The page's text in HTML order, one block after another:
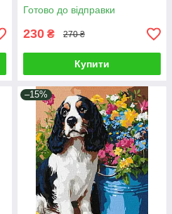
Готово до відправки
230 ₴ 270 ₴
Купити
–15%